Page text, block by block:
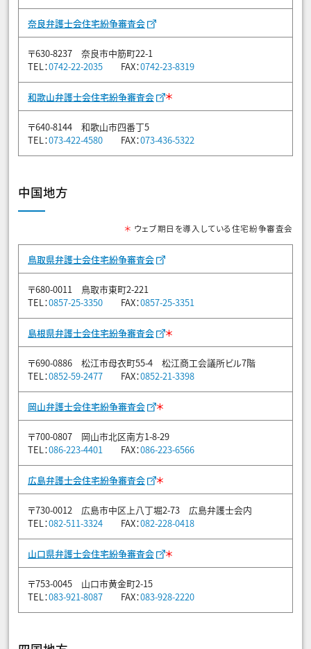
奈良弁護士会住宅紛争審査会
〒630-8237 奈良市中筋町22-1
TEL：0742-22-2035 FAX：0742-23-8319
和歌山弁護士会住宅紛争審査会 ＊
〒640-8144 和歌山市四番丁5
TEL：073-422-4580 FAX：073-436-5322
中国地方
＊ ウェブ期日を導入している住宅紛争審査会
鳥取県弁護士会住宅紛争審査会
〒680-0011 鳥取市東町2-221
TEL：0857-25-3350 FAX：0857-25-3351
島根県弁護士会住宅紛争審査会 ＊
〒690-0886 松江市母衣町55-4 松江商工会議所ビル7階
TEL：0852-59-2477 FAX：0852-21-3398
岡山弁護士会住宅紛争審査会 ＊
〒700-0807 岡山市北区南方1-8-29
TEL：086-223-4401 FAX：086-223-6566
広島弁護士会住宅紛争審査会 ＊
〒730-0012 広島市中区上八丁堀2-73 広島弁護士会内
TEL：082-511-3324 FAX：082-228-0418
山口県弁護士会住宅紛争審査会 ＊
〒753-0045 山口市黄金町2-15
TEL：083-921-8087 FAX：083-928-2220